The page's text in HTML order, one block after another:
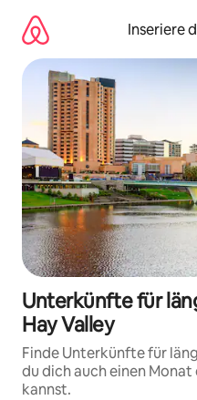
Inhalten
springen
Inseriere
Unterkünfte für
Hay Valley
Finde Unterkünfte für
du dich auch einen
kannst.